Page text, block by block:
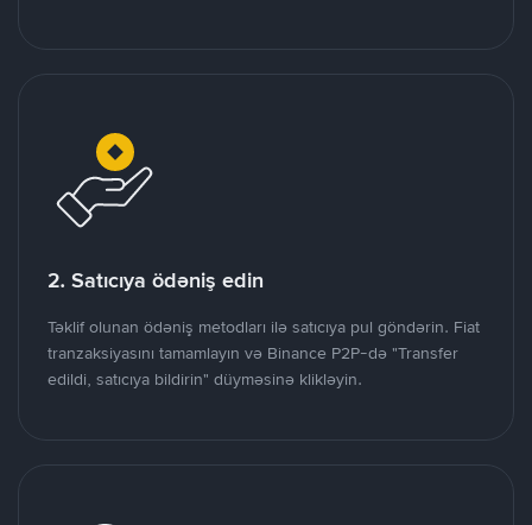
2. Satıcıya ödəniş edin
Təklif olunan ödəniş metodları ilə satıcıya pul göndərin. Fiat
tranzaksiyasını tamamlayın və Binance P2P-də "Transfer
edildi, satıcıya bildirin" düyməsinə klikləyin.